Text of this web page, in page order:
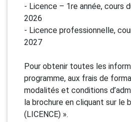
- Licence – 1re année, cours
2026
- Licence professionnelle,
2027
Pour obtenir toutes les
programme, aux frais de
modalités et conditions
la brochure en cliquant sur le
(LICENCE) ».